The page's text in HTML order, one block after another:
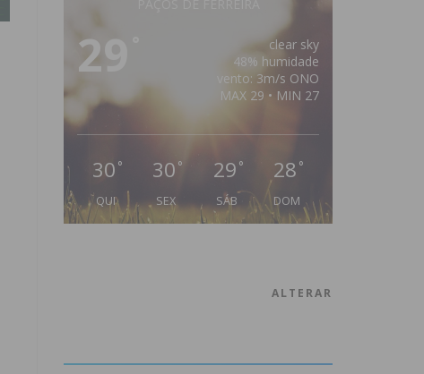
29
clear sky
48% humidade
vento: 3m/s ONO
MAX 29 • MIN 27
30 °
QUI
30 °
SEX
29 °
SÁB
28 °
DOM
ALTERAR